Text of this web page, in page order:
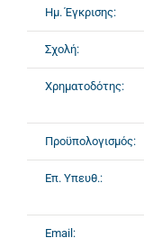
Ημ. Έγκρισης:
Σχολή:
Χρηματοδότης:
Προϋπολογισμός:
Επ. Υπευθ.:
Email: